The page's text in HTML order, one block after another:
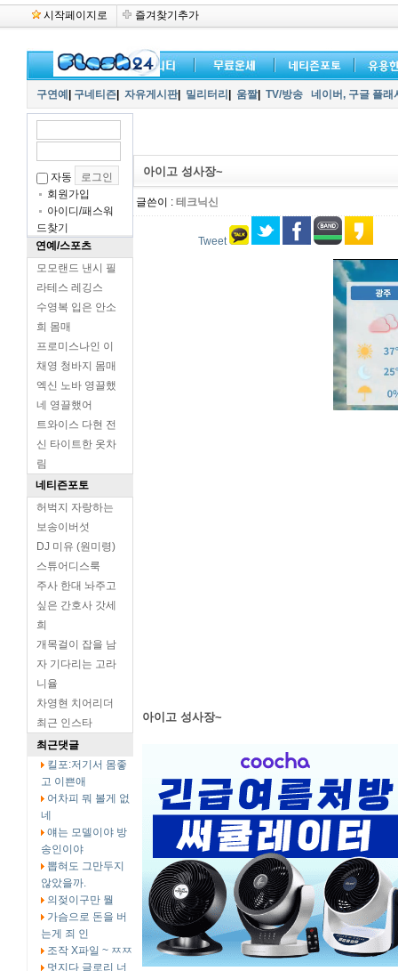
시작페이지로 즐겨찾기추가
구연예 구네티즌 자유게시판| 밀리터리 움짤| TV/방송 네이버, 구글 플
자동
회원가입
아이디/패스워
드찾기
연예/스포츠
모모랜드 낸시 필
라테스 레깅스
수영복 입은 안소
희 몸매
프로미스나인 이
채영 청바지 몸매
엑신 노바 영끌했
네 영끌했어
트와이스 다현 전
신 타이트한 옷차
림
네티즌포토
허벅지 자랑하는
보송이버섯
DJ 미유 (원미령)
스튜어디스룩
주사 한대 놔주고
싶은 간호사 갓세
희
개목걸이 잡을 남
자 기다리는 고라
니율
차영현 치어리더
최근 인스타
최근댓글
킬포:저기서 몸좋
고 이쁜애
어차피 뭐 볼게 없
네
얘는 모델이야 방
송인이야
뽑혀도 그만두지
않았을까.
의젖이구만 뭘
가슴으로 돈을 버
는게 죄 인
조작 X파일 ~ ㅉㅉ
멋지다 글로리 너
아이고 성사장~
글쓴이 : 테크닉신
Tweet
아이고 성사장~